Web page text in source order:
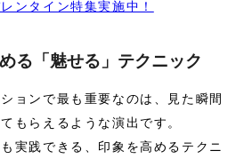
ンタイン特集実施中！
る「魅せる」テクニック
ョンで最も重要なのは、見た瞬間
もらえるような演出です。
実践できる、印象を高めるテクニ